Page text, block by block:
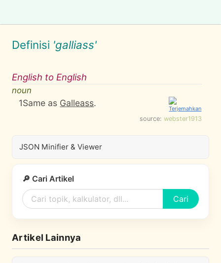
Definisi 'galliass'
English to English
noun
1Same as Galleass.
source: webster1913
JSON Minifier & Viewer
🔎 Cari Artikel
Cari
Artikel Lainnya